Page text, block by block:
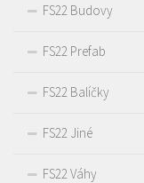
FS22 Budovy
FS22 Prefab
FS22 Balíčky
FS22 Jiné
FS22 Váhy